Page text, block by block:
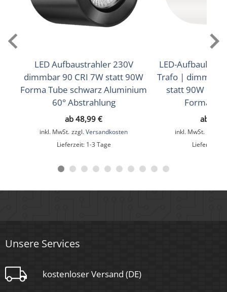
2700K (Warmweiß), 3000K (Warmweiß), 4000K
(Neutralweiß)
Farbwiedergabe (CRI / Ra)
Schutzklasse (IP)
Mittlere Lebensdauer
35.000 Std.
Ultraflach
LED Aufbaustrahler 230V
dimmbar 90 CRI 7W statt 90W
Forma Tube schwarz Aluminium
60° Abstrahlung
ab 48,99 €
inkl. MwSt. zzgl.Versandkosten
Lieferzeit: 1-3 Tage
LED-
Trafo | dimmbar
statt 90W |
Forma
ab
inkl. MwSt.
Lieferzeit:
Unsere Services
kostenloser Versand (DE)